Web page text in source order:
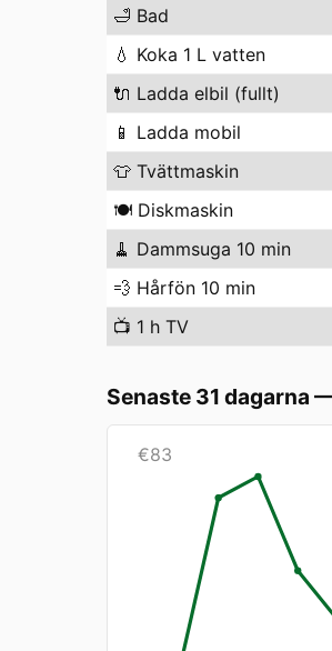
🛁 Bad
💧 Koka 1 L vatten
🔌 Ladda elbil (fullt)
📱 Ladda mobil
👕 Tvättmaskin
🍽️ Diskmaskin
🧹 Dammsuga 10 min
💨 Hårfön 10 min
📺 1 h TV
Senaste 31 dagarna
€83